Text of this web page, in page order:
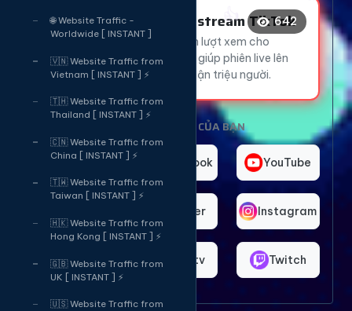
🌐 Website Traffic -
Worldwide [ INSTANT ]
🇻🇳 Website Traffic from
Vietnam [ INSTANT ] ⚡
🇹🇭 Website Traffic from
Thailand [ INSTANT ] ⚡
🇨🇳 Website Traffic from
China [ INSTANT ] ⚡
🇹🇼 Website Traffic from
Taiwan [ INSTANT ] ⚡
🇭🇰 Website Traffic from
Hong Kong [ INSTANT ] ⚡
🇬🇧 Website Traffic from
UK [ INSTANT ] ⚡
🇺🇸 Website Traffic from
Tăng Mắt Livestream TikTok
Thu hút hàng ngàn lượt xem cho
livestream TikTok, giúp phiên live lên
xu hướng và tiếp cận triệu người.
642 😂
🔥
😍
CHỌN NỀN TẢNG CỦA BẠN
TikTok Facebook YouTube
Twitter Instagram
Shopee Bigo.tv Twitch